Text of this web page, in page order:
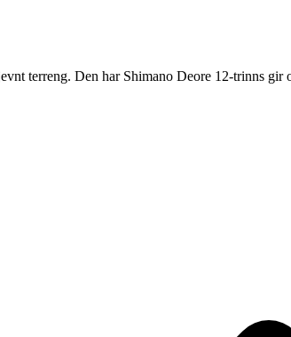
terreng. Den har Shimano Deore 12-trinns gir